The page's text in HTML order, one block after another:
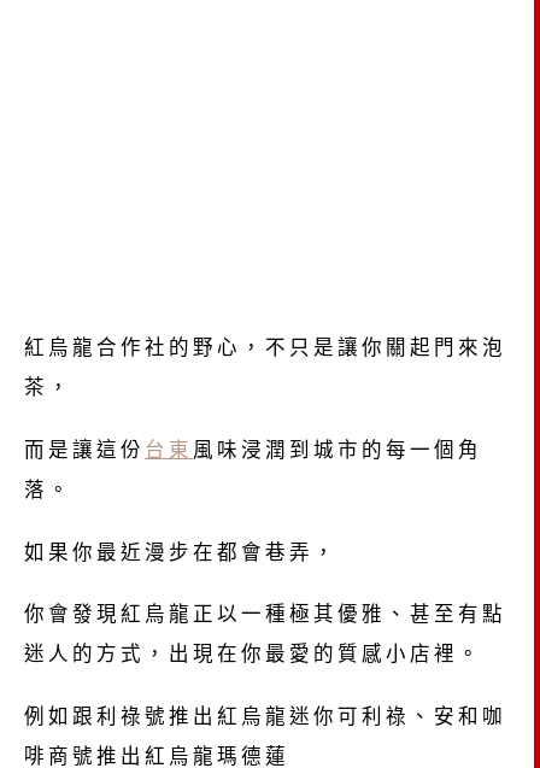
紅烏龍合作社的野心，不只是讓你關起門來泡
茶，
而是讓這份 台東 風味浸潤到城市的每一個角
落。
如果你最近漫步在都會巷弄，
你會發現紅烏龍正以一種極其優雅、甚至有點
迷人的方式，出現在你最愛的質感小店裡。
例如跟利祿號推出紅烏龍迷你可利祿、安和咖
啡商號推出紅烏龍瑪德蓮